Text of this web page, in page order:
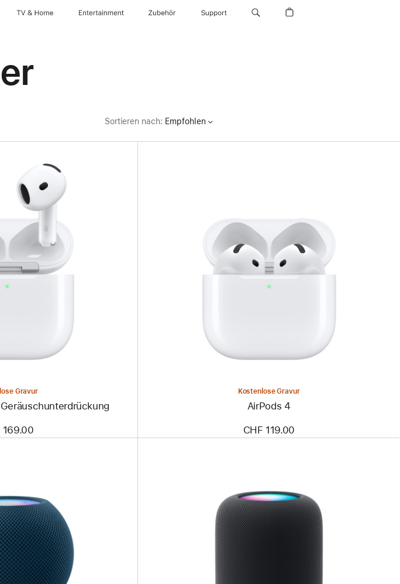
TV & Home Entertainment Zubehör Support
Sortieren nach: Empfohlen
Gravur
169.00
Kostenlose Gravur
AirPods 4
CHF 119.00